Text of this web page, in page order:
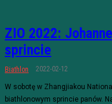
ZIO 2022:
sprincie
Biathlon 2022-02-12
W sobotę w Zhangjiakou
biathlonowym sprincie panów.